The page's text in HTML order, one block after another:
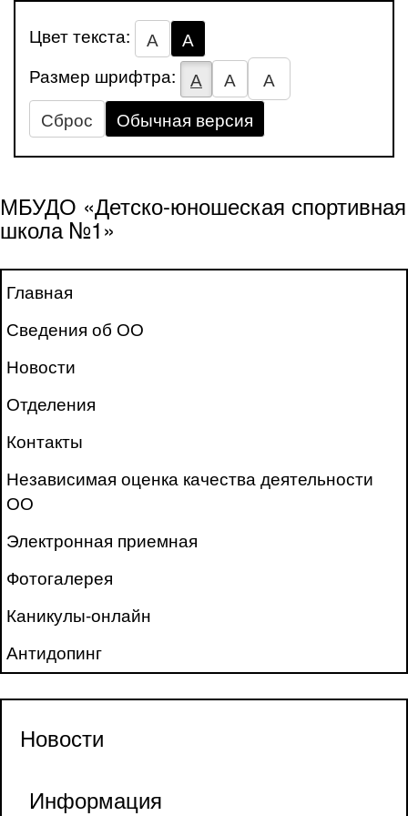
Цвет текста: А
А
Размер шрифтра:
А А
А
Сброс
Обычная версия
МБУДО «Детско-юношеская спортивная
школа №1»
Главная
Сведения об ОО
Новости
Отделения
Контакты
Независимая оценка качества деятельности
ОО
Электронная приемная
Фотогалерея
Каникулы-онлайн
Антидопинг
Новости
Информация